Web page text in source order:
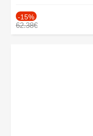
-15%
62.38€